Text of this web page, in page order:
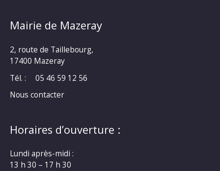
Mairie de Mazeray
2, route de Taillebourg,
17400 Mazeray
Tél. :
05 46 59 12 56
Nous contacter
Horaires d’ouverture :
Lundi après-midi :
13 h 30 – 17 h 30